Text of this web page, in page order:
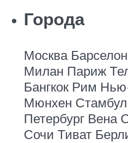
Города
Москва
Милан Париж
Бангкок Рим
Мюнхен Стамбул
Петербург Вена
Сочи Тиват